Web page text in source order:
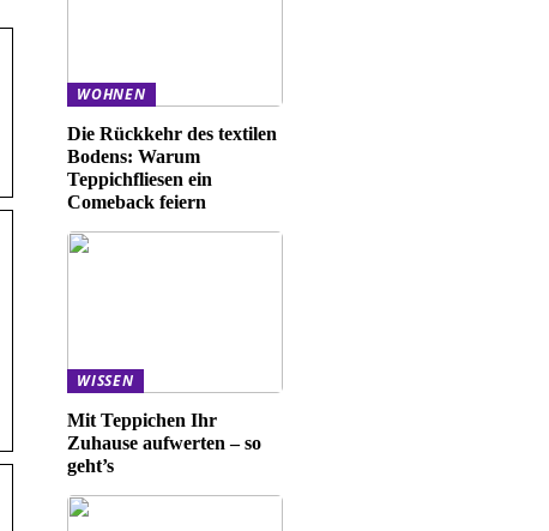
WOHNEN
Die Rückkehr des textilen
Bodens: Warum
Teppichfliesen ein
Comeback feiern
WISSEN
Mit Teppichen Ihr
Zuhause aufwerten – so
geht’s